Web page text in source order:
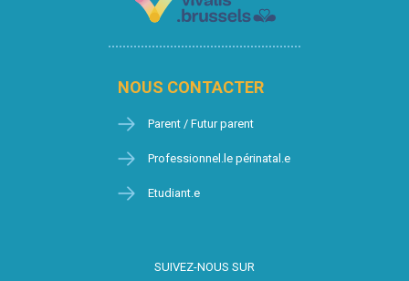
NOUS CONTACTER
Parent / Futur parent
Professionnel.le périnatal.e
Etudiant.e
SUIVEZ-NOUS SUR